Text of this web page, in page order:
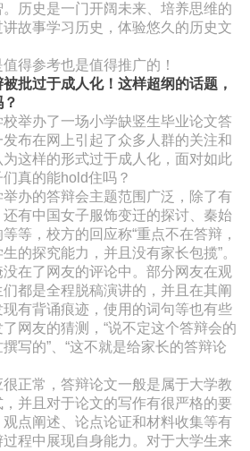
历史是一门开阔未来、培养思维的
故事学习历史，体验悠久的历史文
得参考也是值得推广的！
批过于成人化！这样超纲的话题，
举办了一场小学缺竖生毕业论文答
布在网上引起了众多人群的关注和
这样的形式过于成人化，面对如此
真的能hold住吗？
办的答辩会主题范围广泛，除了有
有中国女子服饰变迁的探讨、秦始
等，校方的回应称“重点不在答辩，
的探究能力，并且没有家长包揽”。
在了网友的评论中。部分网友在观
都是全程脱稿演讲的，并且在其阐
有背诵痕迹，使用的词句等也有些
网友的猜测，“说不定这个答辩会的
写的”、“这不就是给家长的答辩论
正常，答辩论文一般是属于大学教
并且对于论文的写作有很严格的要
点阐述、论点论证和材料收集等有
程中展现自身能力。对于大学生来